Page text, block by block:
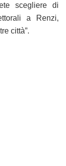
scegliere di
a Renzi,
città”.